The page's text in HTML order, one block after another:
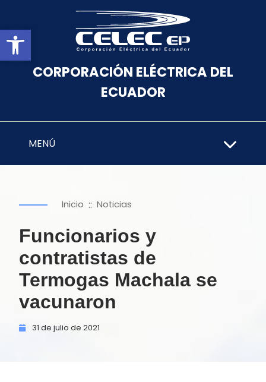
Abrir barra de herramientas
CORPORACIÓN ELÉCTRICA DEL
ECUADOR
MENÚ
Inicio :: Noticias
Funcionarios y
contratistas de
Termogas Machala se
vacunaron
31 de julio de 2021